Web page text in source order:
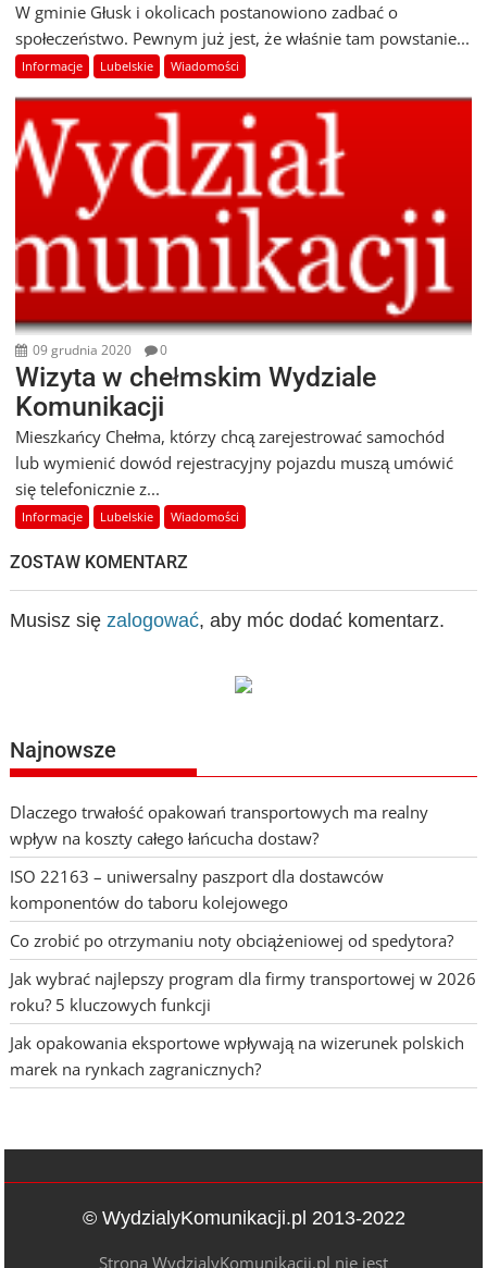
W gminie Głusk i okolicach postanowiono zadbać o
społeczeństwo. Pewnym już jest, że właśnie tam powstanie...
Informacje Lubelskie Wiadomości
09 grudnia 2020 0
Wizyta w chełmskim Wydziale
Komunikacji
Mieszkańcy Chełma, którzy chcą zarejestrować samochód
lub wymienić dowód rejestracyjny pojazdu muszą umówić
się telefonicznie z...
Informacje Lubelskie Wiadomości
ZOSTAW KOMENTARZ
Musisz się zalogować, aby móc dodać komentarz.
Najnowsze
Dlaczego trwałość opakowań transportowych ma realny
wpływ na koszty całego łańcucha dostaw?
ISO 22163 – uniwersalny paszport dla dostawców
komponentów do taboru kolejowego
Co zrobić po otrzymaniu noty obciążeniowej od spedytora?
Jak wybrać najlepszy program dla firmy transportowej w 2026
roku? 5 kluczowych funkcji
Jak opakowania eksportowe wpływają na wizerunek polskich
marek na rynkach zagranicznych?
© WydzialyKomunikacji.pl 2013-2022
Strona WydzialyKomunikacji.pl nie jest